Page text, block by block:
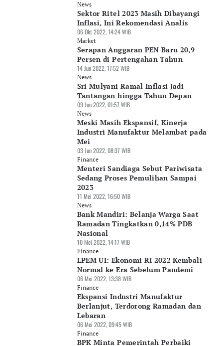
News
Sektor Ritel 2023 Masih Dibayangi
Inflasi, Ini Rekomendasi Analis
06 Okt 2022, 14:24 WIB
Market
Serapan Anggaran PEN Baru 20,9
Persen di Pertengahan Tahun
14 Jun 2022, 17:52 WIB
News
Sri Mulyani Ramal Inflasi Jadi
Tantangan hingga Tahun Depan
09 Jun 2022, 01:57 WIB
News
Meski Masih Ekspansif, Kinerja
Industri Manufaktur Melambat pada
Mei
03 Jun 2022, 08:37 WIB
Finance
Menteri Sandiaga Sebut Pariwisata
Sedang Proses Pemulihan Sampai
2023
11 Mei 2022, 16:50 WIB
News
Bank Mandiri: Belanja Warga Saat
Ramadan Tingkatkan 0,14% PDB
Nasional
10 Mei 2022, 14:17 WIB
Finance
LPEM UI: Ekonomi RI 2022 Kembali
Normal ke Era Sebelum Pandemi
06 Mei 2022, 13:38 WIB
Finance
Ekspansi Industri Manufaktur
Berlanjut, Terdorong Ramadan dan
Lebaran
06 Mei 2022, 09:45 WIB
Finance
BPK Minta Pemerintah Perbaiki